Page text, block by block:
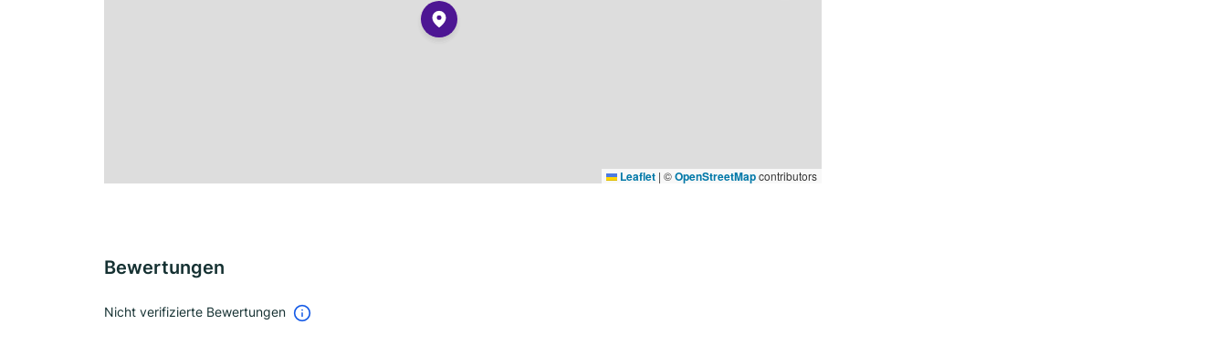
Leaflet | ©OpenStreetMapcontributors
Bewertungen
Nicht verifizierte Bewertungen